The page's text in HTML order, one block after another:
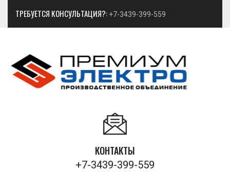
ТРЕБУЕТСЯ КОНСУЛЬТАЦИЯ?: +7-3439-399-559
КОНТАКТЫ
+7-3439-399-559